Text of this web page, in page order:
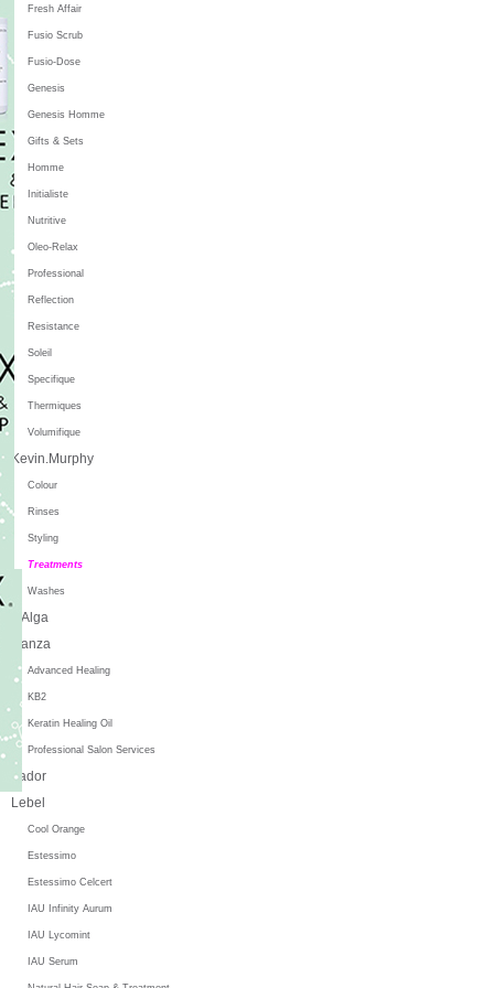
Fresh Affair
Fusio Scrub
Fusio-Dose
Genesis
Genesis Homme
Gifts & Sets
Homme
Initialiste
Nutritive
Oleo-Relax
Professional
Reflection
Resistance
Soleil
Specifique
Thermiques
Volumifique
Kevin.Murphy
Colour
Rinses
Styling
Treatments
Washes
L'Alga
L'anza
Advanced Healing
KB2
Keratin Healing Oil
Professional Salon Services
Lador
Lebel
Cool Orange
Estessimo
Estessimo Celcert
IAU Infinity Aurum
IAU Lycomint
IAU Serum